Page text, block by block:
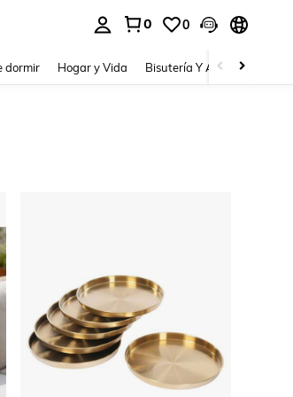
0 0
dormir Hogar y Vida Bisutería Y Accesorios